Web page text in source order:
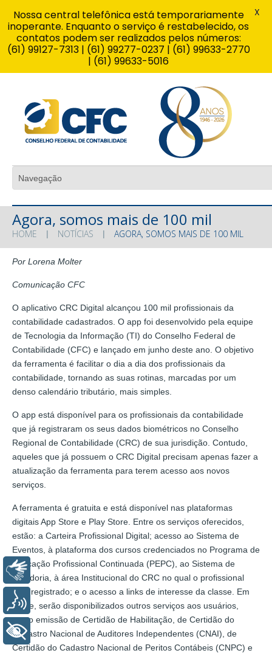
Agora, somos mais de 100 mil
HOME NOTÍCIAS AGORA, SOMOS MAIS DE 100 MIL
Por Lorena Molter
Comunicação CFC
O aplicativo CRC Digital alcançou 100 mil profissionais da
contabilidade cadastrados. O app foi desenvolvido pela equipe
de Tecnologia da Informação (TI) do Conselho Federal de
Contabilidade (CFC) e lançado em junho deste ano. O objetivo
da ferramenta é facilitar o dia a dia dos profissionais da
contabilidade, tornando as suas rotinas, marcadas por um
denso calendário tributário, mais simples.
O app está disponível para os profissionais da contabilidade
que já registraram os seus dados biométricos no Conselho
Regional de Contabilidade (CRC) de sua jurisdição. Contudo,
aqueles que já possuem o CRC Digital precisam apenas fazer a
atualização da ferramenta para terem acesso aos novos
serviços.
A ferramenta é gratuita e está disponível nas plataformas
digitais App Store e Play Store. Entre os serviços oferecidos,
estão: a Carteira Profissional Digital; acesso ao Sistema de
Eventos, à plataforma dos cursos credenciados no Programa de
Educação Profissional Continuada (PEPC), ao Sistema de
Ouvidoria, à área Institucional do CRC no qual o profissional
está registrado; e o acesso a links de interesse da classe. Em
breve, serão disponibilizados outros serviços aos usuários,
como emissão de Certidão de Habilitação, de Certidão do
Cadastro Nacional de Auditores Independentes (CNAI), de
Certidão do Cadastro Nacional de Peritos Contábeis (CNPC) e
Nossa central telefônica está temporariamente
inoperante. Enquanto o serviço é restabelecido, os
contatos podem ser realizados pelos números:
(61) 99127-7313 | (61) 99277-0237 | (61) 99633-2770
| (61) 99633-5016
X
Libras
Voz
+ Acessibilidade